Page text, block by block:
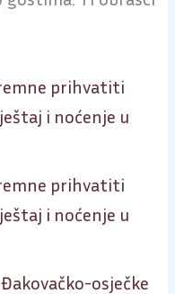
prihvatiti
i noćenje u
prihvatiti
i noćenje u
osječke